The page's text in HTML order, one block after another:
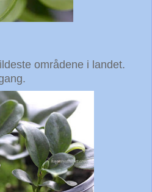
områdene i landet.